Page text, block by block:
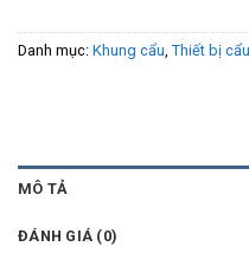
Danh mục: Khung cẩu Thiết bị cẩu
MÔ TẢ
ĐÁNH GIÁ (0)